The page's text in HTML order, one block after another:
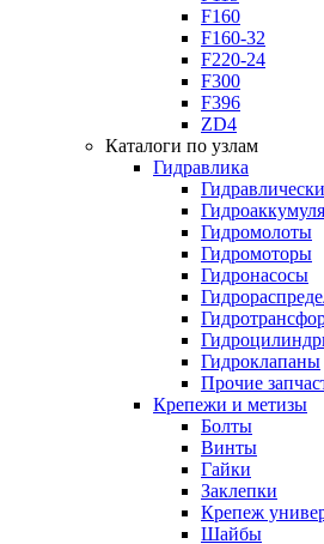
F160
F160-32
F220-24
F300
F396
ZD4
Каталоги по узлам
Гидравлика
Гидромолоты
Гидромоторы
Гидронасосы
Гидроклапаны
Прочие
Крепежи и метизы
Болты
Винты
Гайки
Заклепки
Крепеж
Шайбы